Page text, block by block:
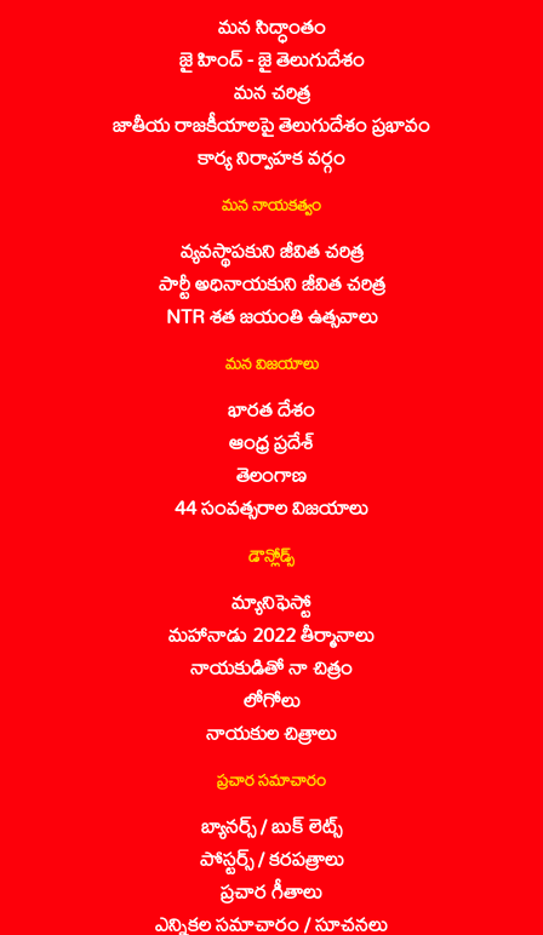
మన సిద్ధాంతం
జై హింద్ - జై తెలుగుదేశం
మన చరిత్ర
జాతీయ రాజకీయాలపై తెలుగుదేశం ప్రభావం
కార్య నిర్వాహక వర్గం
మన నాయకత్వం
వ్యవస్థాపకుని జీవిత చరిత్ర
పార్టీ అధినాయకుని జీవిత చరిత్ర
NTR శత జయంతి ఉత్సవాలు
మన విజయాలు
భారత దేశం
ఆంధ్ర ప్రదేశ్
తెలంగాణ
44 సంవత్సరాల విజయాలు
డౌన్లోడ్స్
మ్యానిఫెస్టో
మహానాడు 2022 తీర్మానాలు
నాయకుడితో నా చిత్రం
లోగోలు
నాయకుల చిత్రాలు
ప్రచార సమాచారం
బ్యానర్స్ / బుక్ లెట్స్
పోస్టర్స్ / కరపత్రాలు
ప్రచార గీతాలు
ఎన్నికల సమాచారం / సూచనలు